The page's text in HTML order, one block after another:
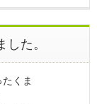
た。
くま